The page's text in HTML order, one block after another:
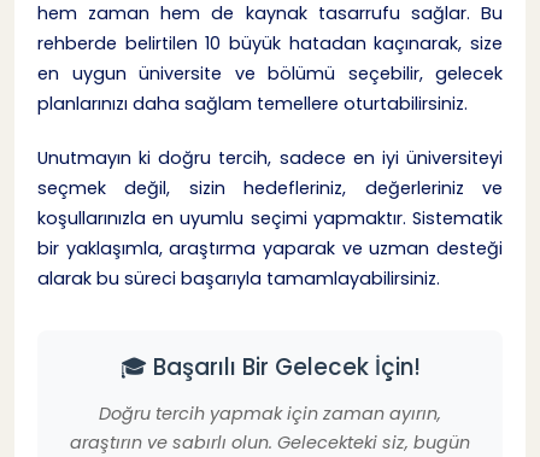
hem zaman hem de kaynak tasarrufu sağlar. Bu
rehberde belirtilen 10 büyük hatadan kaçınarak, size
en uygun üniversite ve bölümü seçebilir, gelecek
planlarınızı daha sağlam temellere oturtabilirsiniz.
Unutmayın ki doğru tercih, sadece en iyi üniversiteyi
seçmek değil, sizin hedefleriniz, değerleriniz ve
koşullarınızla en uyumlu seçimi yapmaktır. Sistematik
bir yaklaşımla, araştırma yaparak ve uzman desteği
alarak bu süreci başarıyla tamamlayabilirsiniz.
🎓 Başarılı Bir Gelecek İçin!
Doğru tercih yapmak için zaman ayırın,
araştırın ve sabırlı olun. Gelecekteki siz, bugün